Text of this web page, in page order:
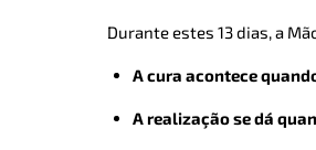
Durante estes 13 dias, a
A cura acontece
A realização se dá